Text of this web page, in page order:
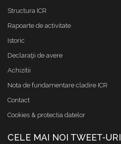
Structura ICR
Rapoarte de activitate
Istoric
Declaraţii de avere
Achizitii
Nota de fundamentare cladire ICR
Contact
Cookies & protectia datelor
CELE MAI NOI TWEET-URI